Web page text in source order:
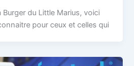
Burger du Little Marius, voici
pour ceux et celles qui